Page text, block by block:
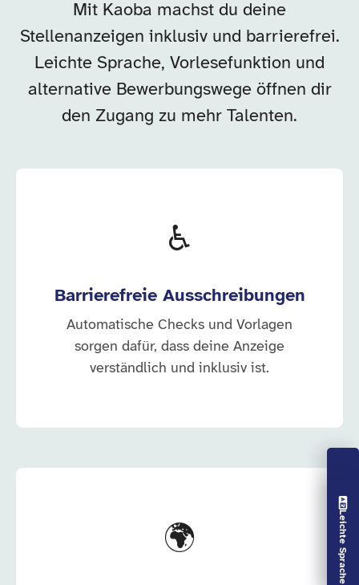
Vorlesen aus
Leichte Sprache aus
Mit Kaoba machst du deine
Stellenanzeigen inklusiv und barrierefrei.
Leichte Sprache, Vorlesefunktion und
alternative Bewerbungswege öffnen dir
den Zugang zu mehr Talenten.
♿
Barrierefreie Ausschreibungen
Automatische Checks und Vorlagen
sorgen dafür, dass deine Anzeige
verständlich und inklusiv ist.
🌍